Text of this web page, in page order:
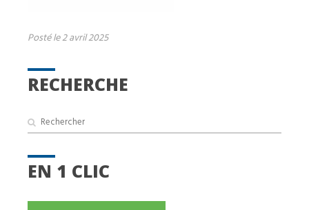
RECHERCHE
EN 1 CLIC
Posté le 2 avril 2025